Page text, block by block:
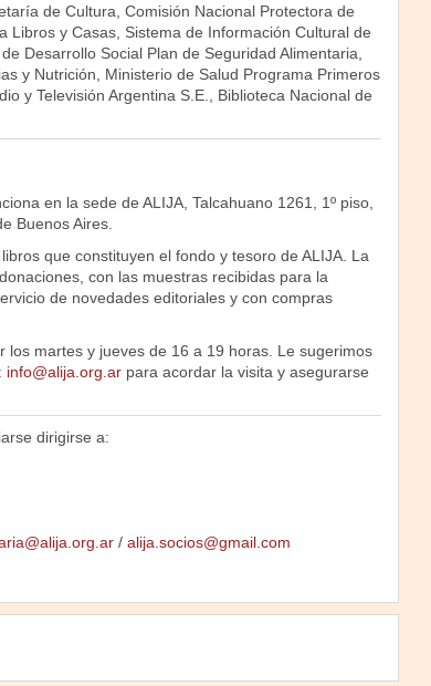
de Cultura, Comisión Nacional Protectora de
Libros y Casas, Sistema de Información Cultural de
Desarrollo Social Plan de Seguridad Alimentaria,
y Nutrición, Ministerio de Salud Programa Primeros
y Televisión Argentina S.E., Biblioteca Nacional de
en la sede de ALIJA, Talcahuano 1261, 1º piso,
Buenos Aires.
que constituyen el fondo y tesoro de ALIJA. La
con las muestras recibidas para la
de novedades editoriales y con compras
los martes y jueves de 16 a 19 horas. Le sugerimos
info@alija.org.arpara acordar la visita y asegurarse
dirigirse a:
/ alija.socios@gmail.com